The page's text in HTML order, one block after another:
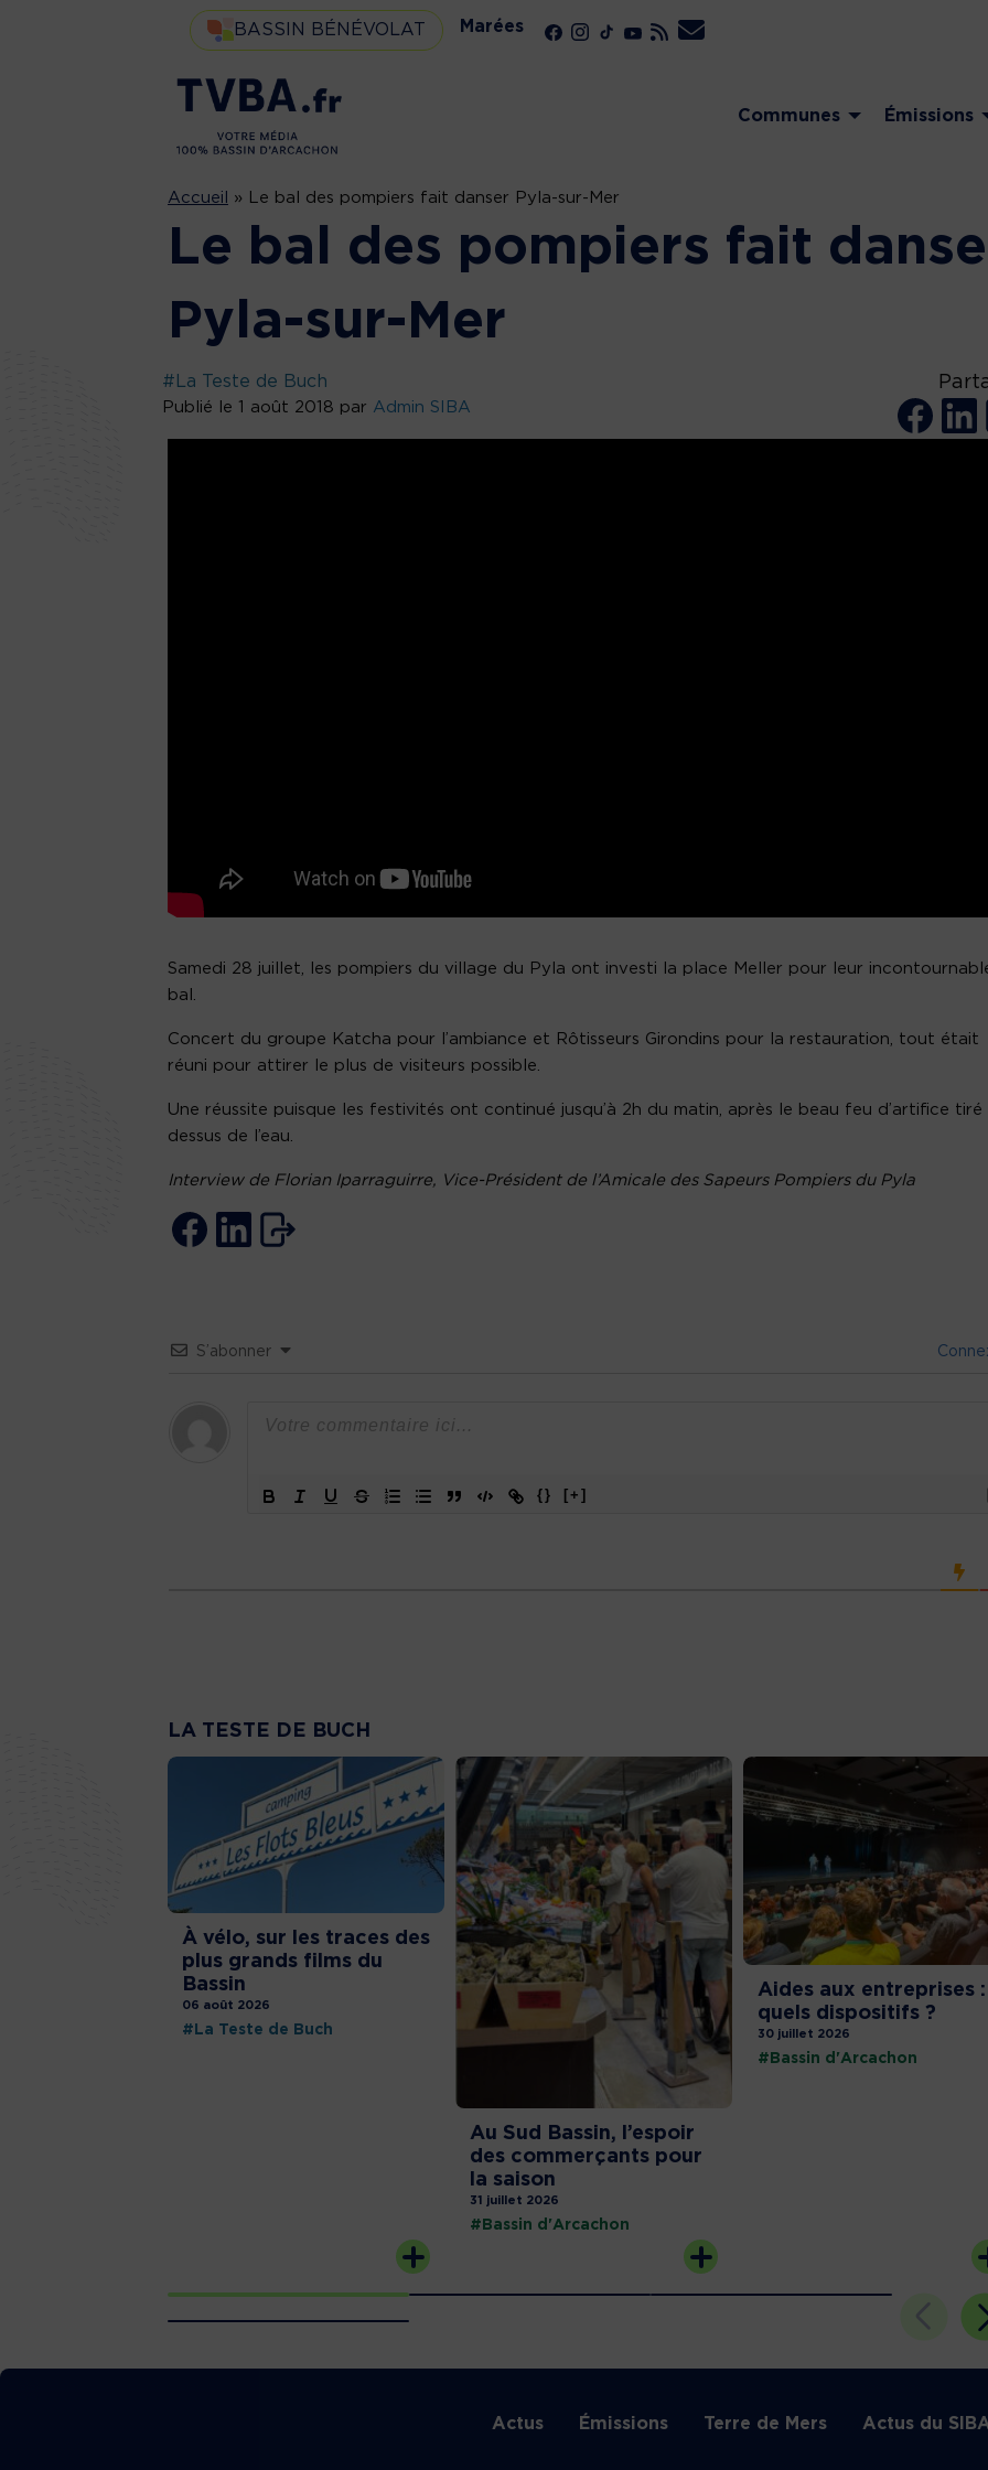
BASSIN BÉNÉVOLAT Marées
Communes Émissions
Accueil » Le bal des pompiers fait danser Pyla-sur-Mer
Le bal des pompiers fait
Pyla-sur-Mer
#La Teste de Buch
Publié le 1 août 2018 par Admin SIBA
Samedi 28 juillet, les pompiers du village du Pyla ont investi la place Meller pour leur
bal.
Concert du groupe Katcha pour l’ambiance et Rôtisseurs Girondins pour la restauration, tout était
réuni pour attirer le plus de visiteurs possible.
Une réussite puisque les festivités ont continué jusqu’à 2h du matin, après le beau feu d’artifice tiré
dessus de l’eau.
Interview de Florian Iparraguirre, Vice-Président de l’Amicale des Sapeurs Pompiers du Pyla
S’abonner
{} [+]
LA TESTE DE BUCH
À vélo, sur les traces des
plus grands films du
Bassin
06 août 2026
#La Teste de Buch
Au Sud Bassin, l’espoir
des commerçants pour
la saison
31 juillet 2026
#Bassin d'Arcachon
Aides aux entreprises :
quels dispositifs ?
30 juillet 2026
#Bassin d'Arcachon
Actus Émissions Terre de Mers Actus du